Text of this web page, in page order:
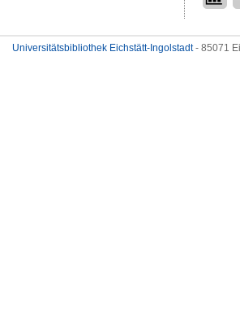
Universitätsbibliothek Eichstätt-Ingolstadt- 85071